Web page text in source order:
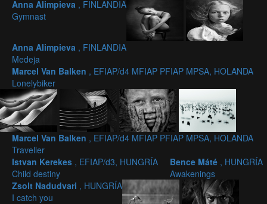
Anna Alimpieva , FINLANDIA
Gymnast
Anna Alimpieva , FINLANDIA
Medeja
Marcel Van Balken , EFIAP/d4 MFIAP PFIAP MPSA, HOLANDA
Lonelybiker
Marcel Van Balken , EFIAP/d4 MFIAP PFIAP MPSA, HOLANDA
Traveller
Istvan Kerekes , EFIAP/d3, HUNGRÍA
Child destiny
Bence Máté , HUNGRÍA
Awakenings
Zsolt Nadudvari , HUNGRÍA
I catch you